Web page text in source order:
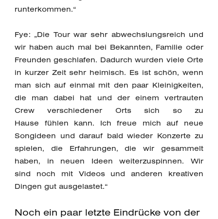
runterkommen.“
Fye: „Die Tour war sehr abwechslungsreich und
wir haben auch mal bei Bekannten, Familie oder
Freunden geschlafen. Dadurch wurden viele Orte
in kurzer Zeit sehr heimisch. Es ist schön, wenn
man sich auf einmal mit den paar Kleinigkeiten,
die man dabei hat und der einem vertrauten
Crew verschiedener Orts sich so zu
Hause fühlen kann. Ich freue mich auf neue
Songideen und darauf bald wieder Konzerte zu
spielen, die Erfahrungen, die wir gesammelt
haben, in neuen Ideen weiterzuspinnen. Wir
sind noch mit Videos und anderen kreativen
Dingen gut ausgelastet.“
Noch ein paar letzte Eindrücke von der